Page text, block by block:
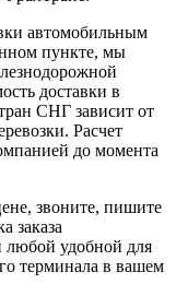
автомобильным
пункте, мы
доставки в
СНГ зависит от
Расчет
до момента
звоните, пишите
заказа
любой удобной для
терминала в вашем